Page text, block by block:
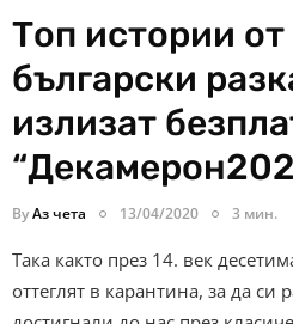
Топ истории
български
излизат
ByАз чета 13/04/2020 3 мин.
Така както през 14. век
оттеглят в карантина, за да си